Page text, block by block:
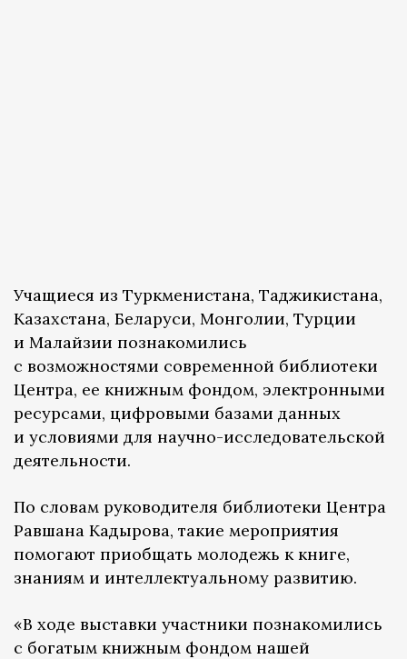
Учащиеся из Туркменистана, Таджикистана,
Казахстана, Беларуси, Монголии, Турции
и Малайзии познакомились
с возможностями современной библиотеки
Центра, ее книжным фондом, электронными
ресурсами, цифровыми базами данных
и условиями для научно-исследовательской
деятельности.
По словам руководителя библиотеки Центра
Равшана Кадырова, такие мероприятия
помогают приобщать молодежь к книге,
знаниям и интеллектуальному развитию.
«В ходе выставки участники познакомились
с богатым книжным фондом нашей